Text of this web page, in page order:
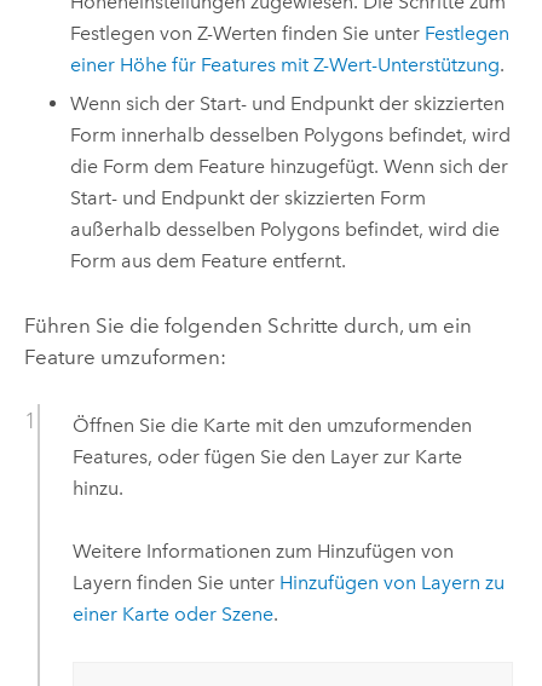
Festlegen von Z-Werten finden Sie unter Festlegen
einer Höhe für Features mit Z-Wert-Unterstützung.
Wenn sich der Start- und Endpunkt der skizzierten
Form innerhalb desselben Polygons befindet, wird
die Form dem Feature hinzugefügt. Wenn sich der
Start- und Endpunkt der skizzierten Form
außerhalb desselben Polygons befindet, wird die
Form aus dem Feature entfernt.
Führen Sie die folgenden Schritte durch, um ein
Feature umzuformen:
Öffnen Sie die Karte mit den umzuformenden
Features, oder fügen Sie den Layer zur Karte
hinzu.
Weitere Informationen zum Hinzufügen von
Layern finden Sie unter Hinzufügen von Layern zu
einer Karte oder Szene.